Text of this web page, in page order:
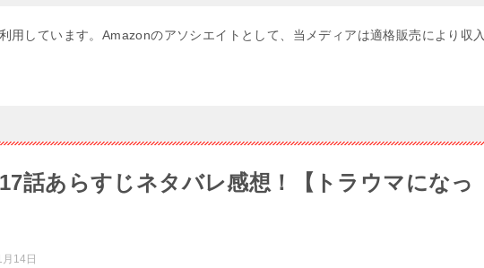
しています。Amazonのアソシエイトとして、当メディアは適格販売により収入
17話あらすじネタバレ感想！【トラウマになっ
14日